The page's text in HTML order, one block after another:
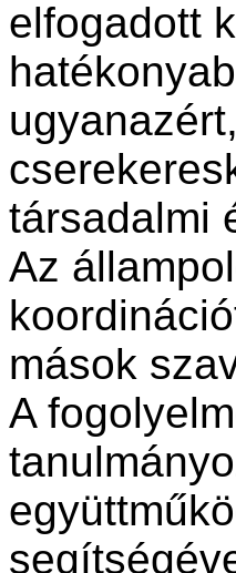
elfogadott
társadalmi
Az
mások
A